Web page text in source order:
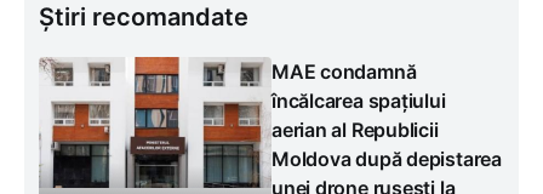
Știri recomandate
MAE condamnă
încălcarea spațiului
aerian al Republicii
Moldova după depistarea
unei drone rusești la